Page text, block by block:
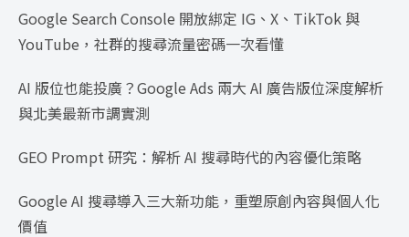
Google Search Console 開放綁定 IG、X、TikTok 與
YouTube，社群的搜尋流量密碼一次看懂
AI 版位也能投廣？Google Ads 兩大 AI 廣告版位深度解析
與北美最新市調實測
GEO Prompt 研究：解析 AI 搜尋時代的內容優化策略
Google AI 搜尋導入三大新功能，重塑原創內容與個人化
價值